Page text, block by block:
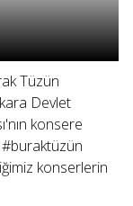
Tüzün
Devlet
konsere
#buraktüzün
konserlerin